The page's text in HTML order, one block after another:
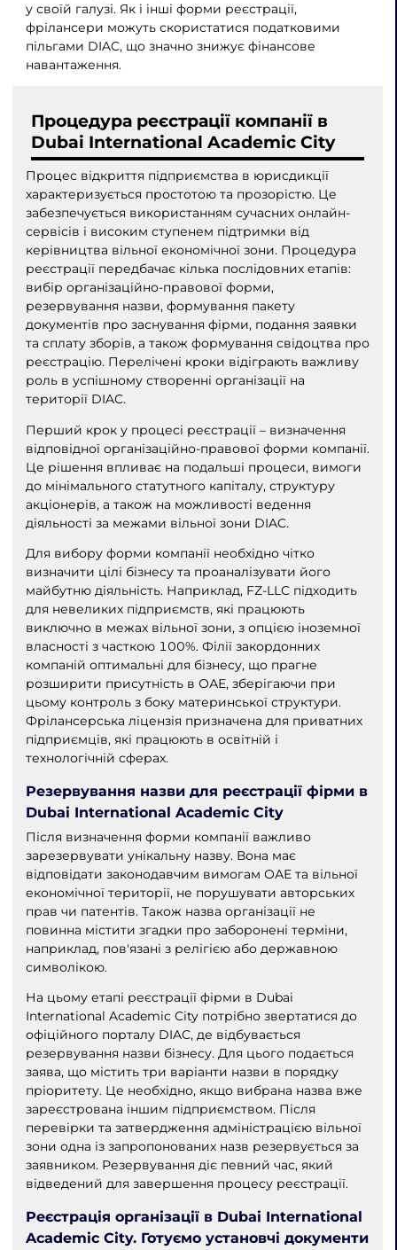
у своїй галузі. Як і інші форми реєстрації,
фрілансери можуть скористатися податковими
пільгами DIAC, що значно знижує фінансове
навантаження.
Процедура реєстрації компанії в
Dubai International Academic City
Процес відкриття підприємства в юрисдикції
характеризується простотою та прозорістю. Це
забезпечується використанням сучасних онлайн-
сервісів і високим ступенем підтримки від
керівництва вільної економічної зони. Процедура
реєстрації передбачає кілька послідовних етапів:
вибір організаційно-правової форми,
резервування назви, формування пакету
документів про заснування фірми, подання заявки
та сплату зборів, а також формування свідоцтва про
реєстрацію. Перелічені кроки відіграють важливу
роль в успішному створенні організації на
території DIAC.
Перший крок у процесі реєстрації – визначення
відповідної організаційно-правової форми компанії.
Це рішення впливає на подальші процеси, вимоги
до мінімального статутного капіталу, структуру
акціонерів, а також на можливості ведення
діяльності за межами вільної зони DIAC.
Для вибору форми компанії необхідно чітко
визначити цілі бізнесу та проаналізувати його
майбутню діяльність. Наприклад, FZ-LLC підходить
для невеликих підприємств, які працюють
виключно в межах вільної зони, з опцією іноземної
власності з часткою 100%. Філії закордонних
компаній оптимальні для бізнесу, що прагне
розширити присутність в ОАЕ, зберігаючи при
цьому контроль з боку материнської структури.
Фрілансерська ліцензія призначена для приватних
підприємців, які працюють в освітній і
технологічній сферах.
Резервування назви для реєстрації фірми в
Dubai International Academic City
Після визначення форми компанії важливо
зарезервувати унікальну назву. Вона має
відповідати законодавчим вимогам ОАЕ та вільної
економічної території, не порушувати авторських
прав чи патентів. Також назва організації не
повинна містити згадки про заборонені терміни,
наприклад, пов'язані з релігією або державною
символікою.
На цьому етапі реєстрації фірми в Dubai
International Academic City потрібно звертатися до
офіційного порталу DIAC, де відбувається
резервування назви бізнесу. Для цього подається
заява, що містить три варіанти назви в порядку
пріоритету. Це необхідно, якщо вибрана назва вже
зареєстрована іншим підприємством. Після
перевірки та затвердження адміністрацією вільної
зони одна із запропонованих назв резервується за
заявником. Резервування діє певний час, який
відведений для завершення процесу реєстрації.
Реєстрація організації в Dubai International
Academic City. Готуємо установчі документи